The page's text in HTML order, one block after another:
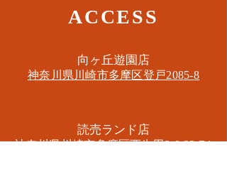
ACCESS
​向ヶ丘遊園店
神奈川県川崎市多摩区​登戸2085-8
​読売ランド店
神奈川県川崎市多摩区​西生田3-9-22 B1